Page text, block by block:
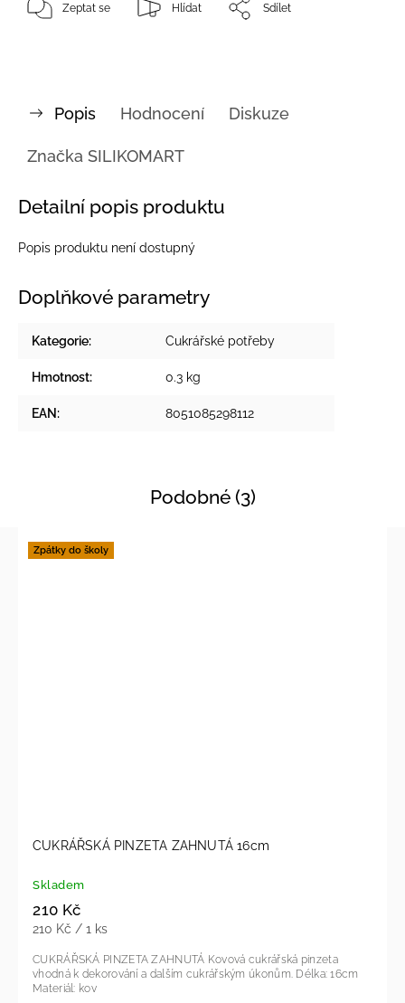
Zeptat se Hlídat Sdílet
Popis Hodnocení Diskuze
Značka SILIKOMART
Detailní popis produktu
Popis produktu není dostupný
Doplňkové parametry
Kategorie: Cukrářské potřeby
Hmotnost: 0.3 kg
EAN: 8051085298112
Podobné (3)
Zpátky do školy
CUKRÁŘSKÁ PINZETA ZAHNUTÁ 16cm
Skladem
210 Kč
210 Kč / 1 ks
CUKRÁŘSKÁ PINZETA ZAHNUTÁ Kovová cukrářská pinzeta
vhodná k dekorování a dalším cukrářským úkonům. Délka: 16cm